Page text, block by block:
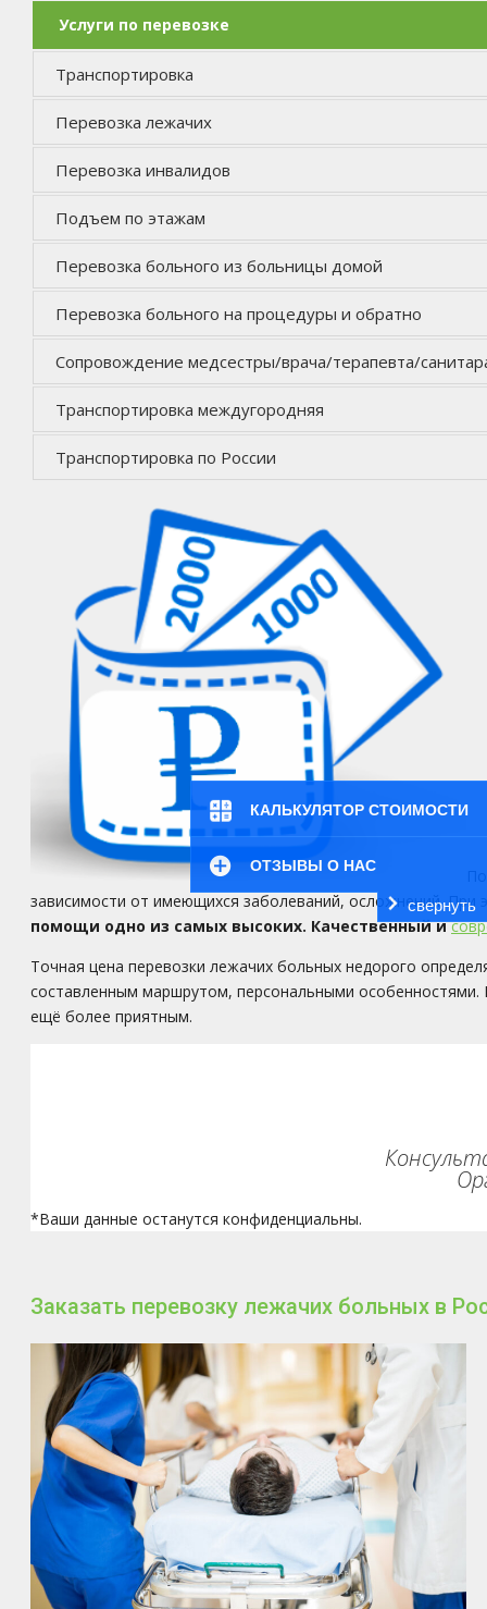
КАЛЬКУЛЯТОР СТОИМОСТИ
ОТЗЫВЫ О НАС
свернуть
Услуги по перевозке
Транспортировка
Перевозка лежачих
Перевозка инвалидов
Подъем по этажам
Перевозка больного из больницы домой
Перевозка больного на процедуры и обратно
Сопровождение медсестры/врача/терапевта/
Транспортировка междугородняя
Транспортировка по России
зависимости от имеющихся заболеваний, осложнений. При
помощи одно из самых высоких. Качественный и
Точная цена перевозки лежачих больных недорого
составленным маршрутом, персональными особенностями.
ещё более приятным.
*Ваши данные останутся конфиденциальны.
Заказать перевозку лежачих больных в